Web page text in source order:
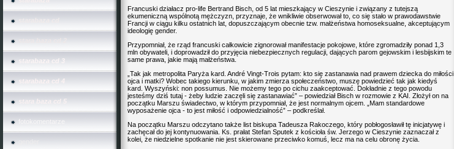
starabaza cd 3
starabaza cd 4
stara baza cd 5
fotokomentarze
Francuski działacz pro-life Bertrand Bisch, od 5 lat mieszkający w Cieszynie i związany z tutejszą
ekumeniczną wspólnotą mężczyzn, przyznaje, że wnikliwie obserwował to, co się stało w prawodawstwie
Francji w ciągu kilku ostatnich lat, dopuszczającym obecnie tzw. małżeństwa homoseksualne, akceptującym
ideologię gender.
Przypomniał, że rząd francuski całkowicie zignorował manifestacje pokojowe, które zgromadziły ponad 1,3
mln obywateli, i doprowadził do przyjęcia niebezpiecznych regulacji, dających parom gejowskim i lesbijskim te
same prawa, jakie mają małżeństwa.
„Tak jak metropolita Paryża kard. André Vingt-Trois pytam: kto się zastanawia nad prawem dziecka do miłości
ojca i matki? Wobec takiego kierunku, w jakim zmierza społeczeństwo, muszę powiedzieć tak jak kiedyś
kard. Wyszyński: non possumus. Nie możemy tego po cichu zaakceptować. Dokładnie z tego powodu
jesteśmy dziś tutaj - żeby ludzie zaczęli się zastanawiać” – powiedział Bisch w rozmowie z KAI. Złożył on na
początku Marszu świadectwo, w którym przypomniał, że jest normalnym ojcem. „Mam standardowe
wyposażenie ojca - to jest miłość i odpowiedzialność” – podkreślał.
Na początku Marszu odczytano także list biskupa Tadeusza Rakoczego, który pobłogosławił tę inicjatywę i
zachęcał do jej kontynuowania. Ks. prałat Stefan Sputek z kościoła św. Jerzego w Cieszynie zaznaczał z
kolei, że niedzielne spotkanie nie jest skierowane przeciwko komuś, lecz ma na celu obronę życia.